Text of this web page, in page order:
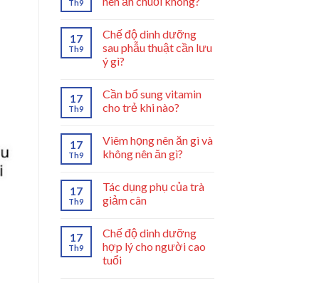
Th9
17
Th9
Chế độ dinh dưỡng
sau phẫu thuật cần lưu
ý gì?
17
Th9
Cần bổ sung vitamin
cho trẻ khi nào?
17
Th9
Viêm họng nên ăn gì và
không nên ăn gì?
17
Th9
Tác dụng phụ của trà
giảm cân
17
Th9
Chế độ dinh dưỡng
hợp lý cho người cao
tuổi